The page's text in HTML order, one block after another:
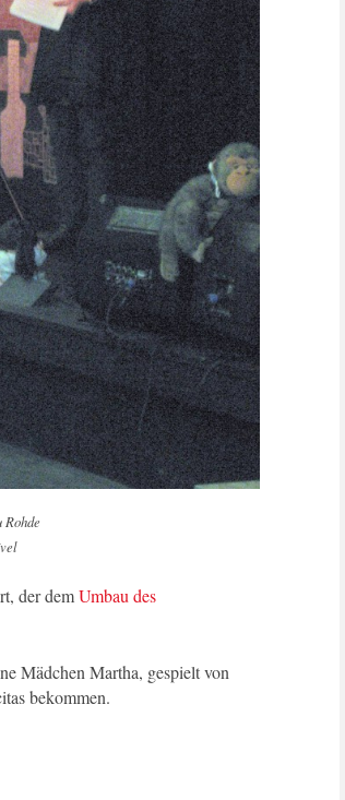
der demUmbau des
Mädchen Martha, gespielt von
bekommen.